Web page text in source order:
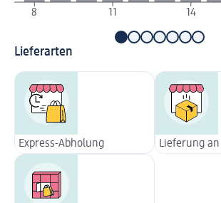
8 11 14
Lieferarten
Express-Abholung Lieferung